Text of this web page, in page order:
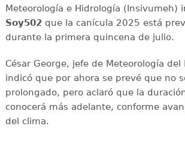
Meteorología e Hidrología (Insivumeh)
Soy502que la canícula 2025 está
durante la primera quincena de julio.
César George, jefe de Meteorología del
indicó que por ahora se prevé que no
prolongado, pero aclaró que la
conocerá más adelante, conforme
del clima.